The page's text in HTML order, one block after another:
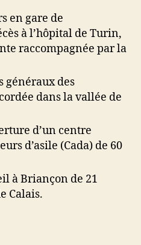
en gare de
à l’hôpital de Turin,
raccompagnée par la
généraux des
dans la vallée de
d’un centre
d’asile (Cada) de 60
à Briançon de 21
Calais.